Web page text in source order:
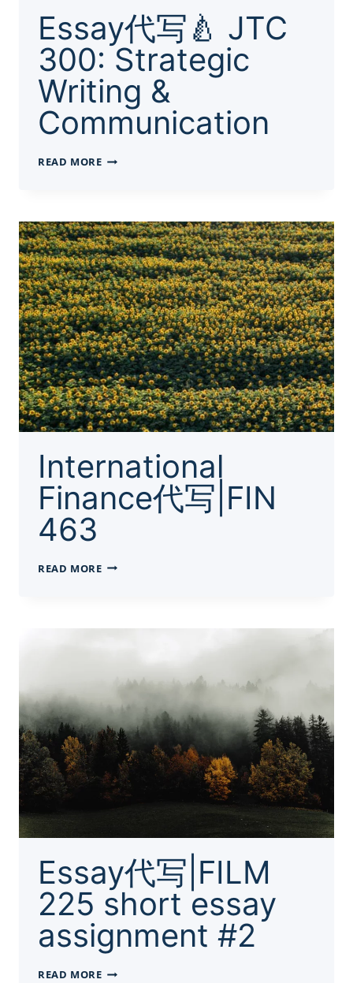
及
范
文
Essay代写🍐 JTC
300: Strategic
Writing &
Communication
READ MOREESSAY
JTC
300:
STRATEGIC
WRITING
&
COMMUNICATION
International
Finance代写|FIN
463
READ MOREINTERNATIONAL
463
Essay代写|FILM
225 short essay
assignment #2
READ MOREESSAY